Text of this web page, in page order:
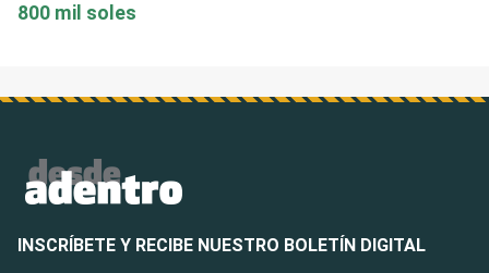
800 mil soles
INSCRÍBETE Y RECIBE NUESTRO BOLETÍN DIGITAL